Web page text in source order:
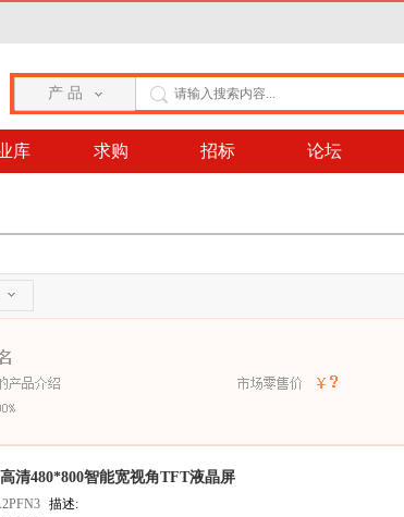
产 品
库 求购 招标 论坛
清480*800智能宽视角TFT液晶屏
描述: